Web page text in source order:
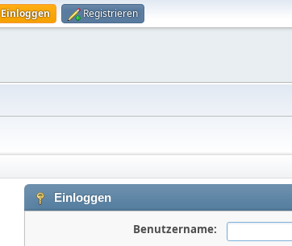
Einloggen Registrieren
Einloggen
Benutzername: